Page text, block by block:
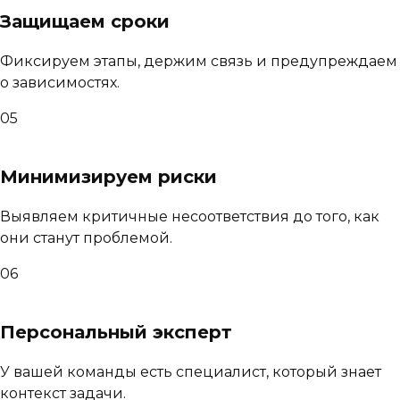
Защищаем сроки
Фиксируем этапы, держим связь и предупреждаем
о зависимостях.
05
Минимизируем риски
Выявляем критичные несоответствия до того, как
они станут проблемой.
06
Персональный эксперт
У вашей команды есть специалист, который знает
контекст задачи.